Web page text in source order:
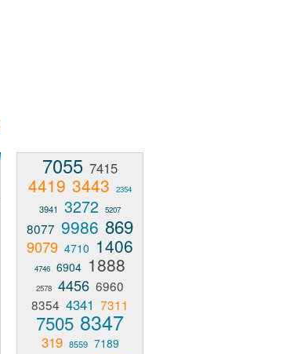
7055 7415
4419 3443 2354
3941 3272 5207
8077 9986 869
9079 4710 1406
4746 6904 1888
2578 4456 6960
8354 4341 7311
7505 8347
319 8559 7189